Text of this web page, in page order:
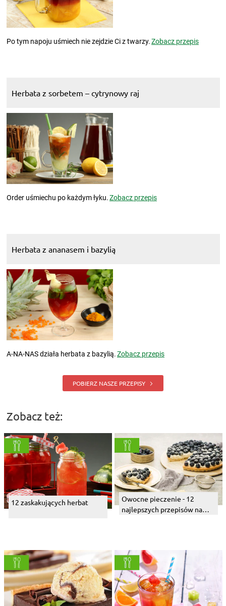
Po tym napoju uśmiech nie zejdzie Ci z twarzy.Zobacz przepis
Herbata z sorbetem – cytrynowy raj
Order uśmiechu po każdym łyku.Zobacz przepis
Herbata z ananasem i bazylią
A-NA-NAS działa herbata z bazylią.Zobacz przepis
POBIERZ NASZE PRZEPISY
Zobacz też:
12 zaskakujących herbat
Owocne pieczenie - 12
najlepszych przepisów na